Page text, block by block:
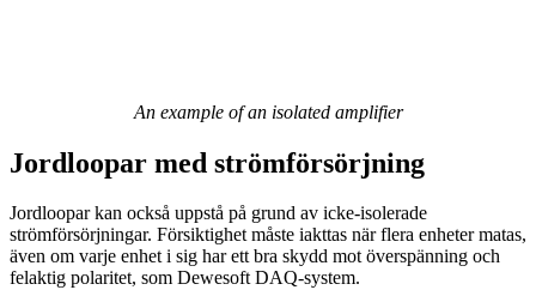
An example of an isolated amplifier
Jordloopar med strömförsörjning
Jordloopar kan också uppstå på grund av icke-isolerade
strömförsörjningar. Försiktighet måste iakttas när flera enheter matas,
även om varje enhet i sig har ett bra skydd mot överspänning och
felaktig polaritet, som Dewesoft DAQ-system.